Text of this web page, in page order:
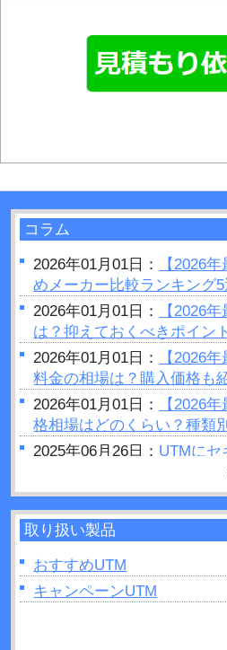
コラム
2026年01月01日：
【2026
めメーカー比較ランキング5
2026年01月01日：
【2026
は？抑えておくべきポイン
2026年01月01日：
【2026
料金の相場は？購入価格も
2026年01月01日：
【2026
格相場はどのくらい？種類
2025年06月26日： UTMにセ
はいらない？結論：必要で
2025年06月25日：セキュリ
事例や対策方法などについ
2025年06月23日：UTMの設
費用・メンテナンスについ
2025年06月11日：
取り扱い製品
おすすめUTM
キャンペーンUTM